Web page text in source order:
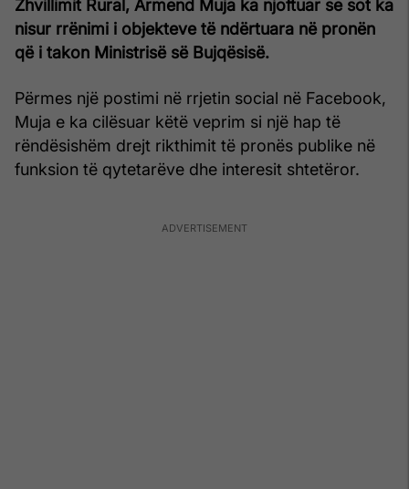
Zhvillimit Rural, Armend Muja ka njoftuar se sot ka
nisur rrënimi i objekteve të ndërtuara në pronën
që i takon Ministrisë së Bujqësisë.
Përmes një postimi në rrjetin social në Facebook,
Muja e ka cilësuar këtë veprim si një hap të
rëndësishëm drejt rikthimit të pronës publike në
funksion të qytetarëve dhe interesit shtetëror.